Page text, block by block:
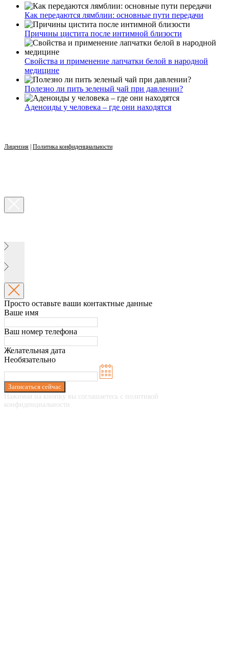
Как передаются лямблии: основные пути передачи
Причины цистита после интимной близости
Свойства и применение лапчатки белой в народной
медицине
Полезно ли пить зеленый чай при давлении?
Аденоиды у человека – где они находятся
Лицензия Политика конфиденциальности
Просто оставьте ваши контактные данные
Ваше имя
Ваш номер телефона
Желательная дата
Необязательно
Записаться сейчас
Нажимая на кнопку вы соглашаетесь с политикой
конфиденциальности